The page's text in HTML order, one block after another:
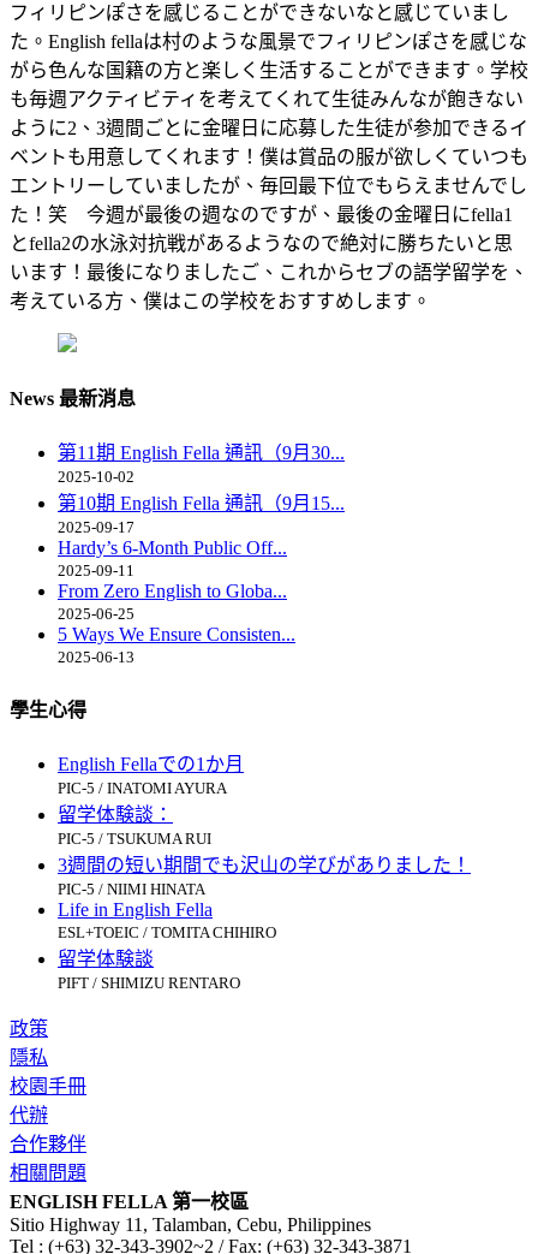
フィリピンぽさを感じることができないなと感じていまし
た。English fellaは村のような風景でフィリピンぽさを感じな
がら色んな国籍の方と楽しく生活することができます。学校
も毎週アクティビティを考えてくれて生徒みんなが飽きない
ように2、3週間ごとに金曜日に応募した生徒が参加できるイ
ベントも用意してくれます！僕は賞品の服が欲しくていつも
エントリーしていましたが、毎回最下位でもらえませんでし
た！笑 今週が最後の週なのですが、最後の金曜日にfella1
とfella2の水泳対抗戦があるようなので絶対に勝ちたいと思
います！最後になりましたご、これからセブの語学留学を、
考えている方、僕はこの学校をおすすめします。
News 最新消息
第11期 English Fella 通訊（9月30...
2025-10-02
第10期 English Fella 通訊（9月15...
2025-09-17
Hardy’s 6-Month Public Off...
2025-09-11
From Zero English to Globa...
2025-06-25
5 Ways We Ensure Consisten...
2025-06-13
學生心得
English Fellaでの1か月
PIC-5 / INATOMI AYURA
留学体験談：
PIC-5 / TSUKUMA RUI
3週間の短い期間でも沢山の学びがありました！
PIC-5 / NIIMI HINATA
Life in English Fella
ESL+TOEIC / TOMITA CHIHIRO
留学体験談
PIFT / SHIMIZU RENTARO
政策
隱私
校園手冊
代辦
合作夥伴
相關問題
ENGLISH FELLA 第一校區
Sitio Highway 11, Talamban, Cebu, Philippines
Tel : (+63) 32-343-3902~2 / Fax: (+63) 32-343-3871